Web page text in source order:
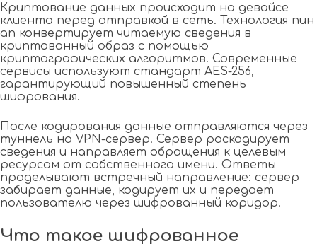
Криптование данных происходит на девайсе
клиента перед отправкой в сеть. Технология пин
ап конвертирует читаемую сведения в
криптованный образ с помощью
криптографических алгоритмов. Современные
сервисы используют стандарт AES-256,
гарантирующий повышенный степень
шифрования.
После кодирования данные отправляются через
туннель на VPN-сервер. Сервер раскодирует
сведения и направляет обращения к целевым
ресурсам от собственного имени. Ответы
проделывают встречный направление: сервер
забирает данные, кодирует их и передает
пользователю через шифрованный коридор.
Что такое шифрованное